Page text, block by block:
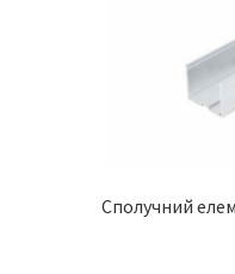
Сполучний